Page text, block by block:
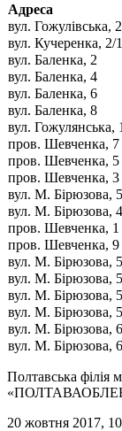
Адреса
вул.
вул. Кучеренка, 2/
вул. Баленка, 2
вул.
вул. Баленка, 6
вул. Баленка, 8
вул. Гожулянська,
пров. Шевченка, 7
пров. Шевченка, 5
пров. Шевченка, 3
вул. М. Бірюзова,
вул. М. Бірюзова,
пров. Шевченка, 1
пров. Шевченка, 9
вул. М. Бірюзова,
вул. М. Бірюзова,
вул. М. Бірюзова,
вул. М. Бірюзова,
вул. М. Бірюзова,
вул. М. Бірюзова,
Полтавська філія
20 жовтня 2017,